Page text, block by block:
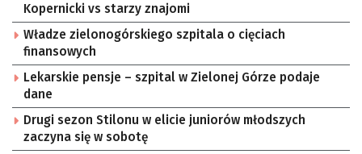
Kopernicki vs starzy znajomi
Władze zielonogórskiego szpitala o cięciach
finansowych
Lekarskie pensje – szpital w Zielonej Górze podaje
dane
Drugi sezon Stilonu w elicie juniorów młodszych
zaczyna się w sobotę